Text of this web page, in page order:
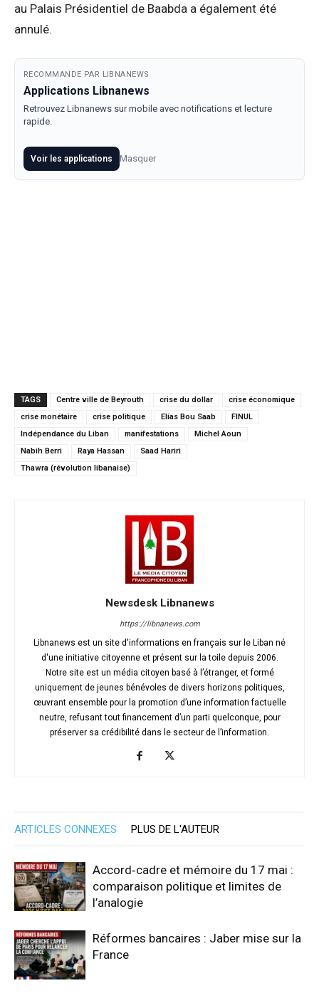
au Palais Présidentiel de Baabda a également été
annulé.
RECOMMANDE PAR LIBNANEWS
Applications Libnanews
Retrouvez Libnanews sur mobile avec notifications et lecture
rapide.
Voir les applications Masquer
TAGS Centre ville de Beyrouth crise du dollar
crise économique
crise monétaire
crise politique Elias Bou Saab
FINUL
Indépendance du Liban
manifestations
Michel Aoun
Nabih Berri
Raya Hassan
Saad Hariri
Thawra (révolution libanaise)
Newsdesk Libnanews
https://libnanews.com
Libnanews est un site d'informations en français sur le Liban né
d'une initiative citoyenne et présent sur la toile depuis 2006.
Notre site est un média citoyen basé à l’étranger, et formé
uniquement de jeunes bénévoles de divers horizons politiques,
œuvrant ensemble pour la promotion d’une information factuelle
neutre, refusant tout financement d’un parti quelconque, pour
préserver sa crédibilité dans le secteur de l’information.
ARTICLES CONNEXES PLUS DE L'AUTEUR
Accord‑cadre et mémoire du 17 mai :
comparaison politique et limites de
l’analogie
Réformes bancaires : Jaber mise sur la
France